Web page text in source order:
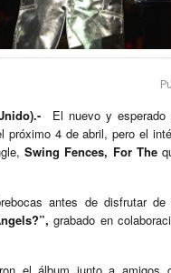
El nuevo y
próximo 4 de abril, pero el
Swing Fences, For The
antes de disfrutar de
grabado en